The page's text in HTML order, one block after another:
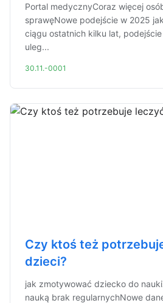
Portal medycznyCoraz więcej
sprawęNowe podejście w 2025
ciągu ostatnich kilku lat,
uleg...
30.11.-0001
Czy ktoś też
dzieci?
jak zmotywować dziecko do
nauką brak regularnychNowe